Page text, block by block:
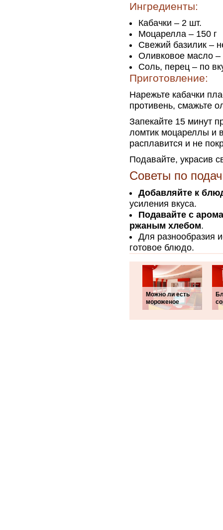
Ингредиенты:
Кабачки – 2 шт.
Моцарелла – 150 г
Свежий базилик –
Оливковое масло –
Соль, перец – по
Приготовление:
Нарежьте кабачки
противень, смажьте
Запекайте 15 минут
ломтик моцареллы и
расплавится и не
Подавайте, украсив
Советы по
Добавляйте к
усиления вкуса.
Подавайте с
ржаным хлебом.
Для разнообразия
готовое блюдо.
Можно ли есть
мороженое